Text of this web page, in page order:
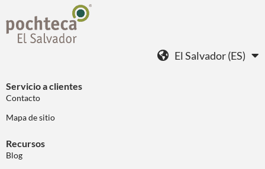
El Salvador (ES)
Servicio a clientes
Contacto
Mapa de sitio
Recursos
Blog